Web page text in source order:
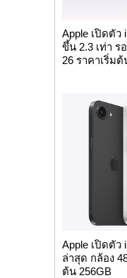
Apple เปิดตัว
ขึ้น 2.3 เท่า ร
26 ราคาเริ่มต้
Apple เปิดตัว
ล่าสุด กล้อง
ต้น 256GB